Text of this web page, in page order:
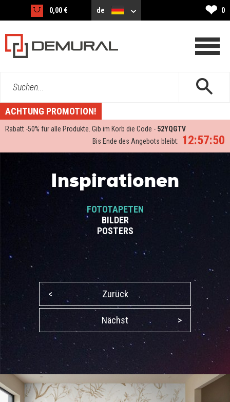
0,00 € de ❤ 0
Suchen...
ACHTUNG PROMOTION!
Rabatt -50% für alle Produkte. Gib im Korb die Code - 52YQGTV
12:57:49
Bis Ende des Angebots bleibt:
Inspirationen
FOTOTAPETEN
BILDER
POSTERS
< Zurück
Nächst >